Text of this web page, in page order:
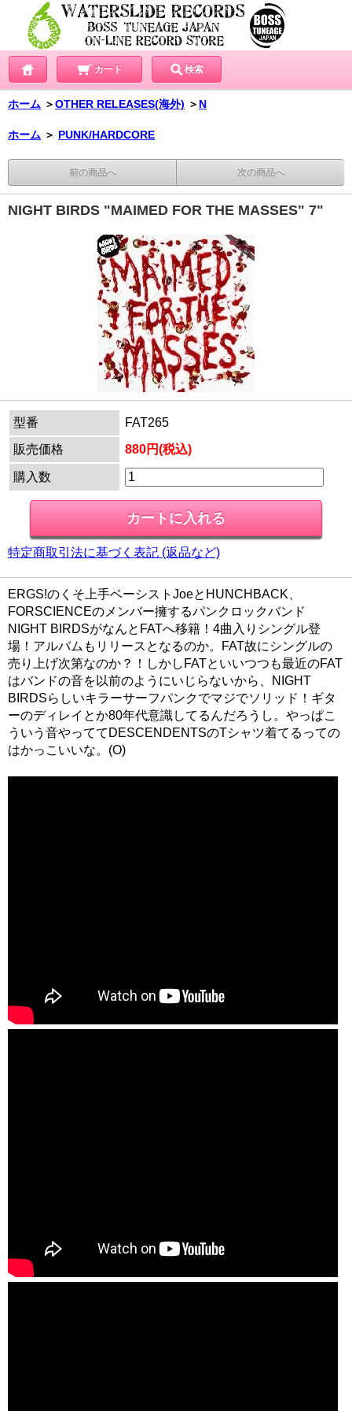
カート 検索
ホーム ＞OTHER RELEASES(海外) ＞ N
ホーム ＞ PUNK/HARDCORE
前の商品へ 次の商品へ
NIGHT BIRDS "MAIMED FOR THE MASSES" 7"
型番
FAT265
販売価格
880円(税込)
購入数
特定商取引法に基づく表記 (返品など)
ERGS!のくそ上手ベーシストJoeとHUNCHBACK、
FORSCIENCEのメンバー擁するパンクロックバンド
NIGHT BIRDSがなんとFATへ移籍！4曲入りシングル登
場！アルバムもリリースとなるのか。FAT故にシングルの
売り上げ次第なのか？！しかしFATといいつつも最近のFAT
はバンドの音を以前のようにいじらないから、NIGHT
BIRDSらしいキラーサーフパンクでマジでソリッド！ギタ
ーのディレイとか80年代意識してるんだろうし。やっぱこ
ういう音やっててDESCENDENTSのTシャツ着てるっての
はかっこいいな。(O)